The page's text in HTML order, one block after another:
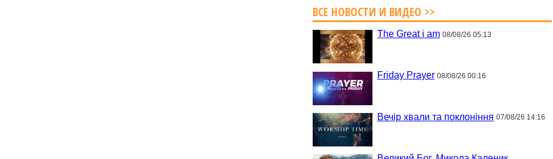
ВСЕ НОВОСТИ И ВИДЕО >>
The Great i am 08/08/26 05:13
Friday Prayer 08/08/26 00:16
Вечір хвали та поклоніння 07/08/26 14:16